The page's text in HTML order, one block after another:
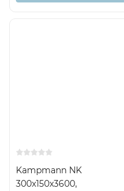
Kampmann NK
300x150x3600,